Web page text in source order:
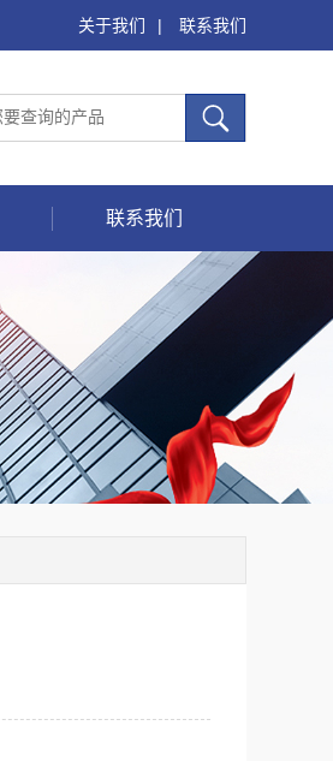
关于我们 | 联系我们
联系我们